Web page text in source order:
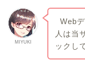
MIYUKI
Web
人は当
ックし